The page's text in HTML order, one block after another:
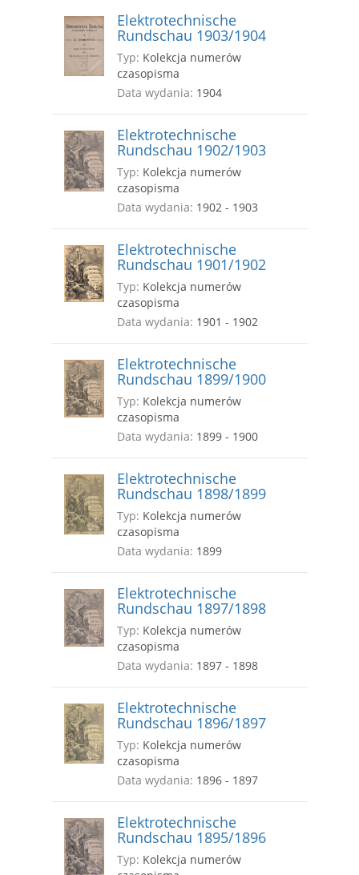
Elektrotechnische
Rundschau 1903/1904
Typ: Kolekcja numerów
czasopisma
Data wydania: 1904
Elektrotechnische
Rundschau 1902/1903
Typ: Kolekcja numerów
czasopisma
Data wydania: 1902 - 1903
Elektrotechnische
Rundschau 1901/1902
Typ: Kolekcja numerów
czasopisma
Data wydania: 1901 - 1902
Elektrotechnische
Rundschau 1899/1900
Typ: Kolekcja numerów
czasopisma
Data wydania: 1899 - 1900
Elektrotechnische
Rundschau 1898/1899
Typ: Kolekcja numerów
czasopisma
Data wydania: 1899
Elektrotechnische
Rundschau 1897/1898
Typ: Kolekcja numerów
czasopisma
Data wydania: 1897 - 1898
Elektrotechnische
Rundschau 1896/1897
Typ: Kolekcja numerów
czasopisma
Data wydania: 1896 - 1897
Elektrotechnische
Rundschau 1895/1896
Typ: Kolekcja numerów